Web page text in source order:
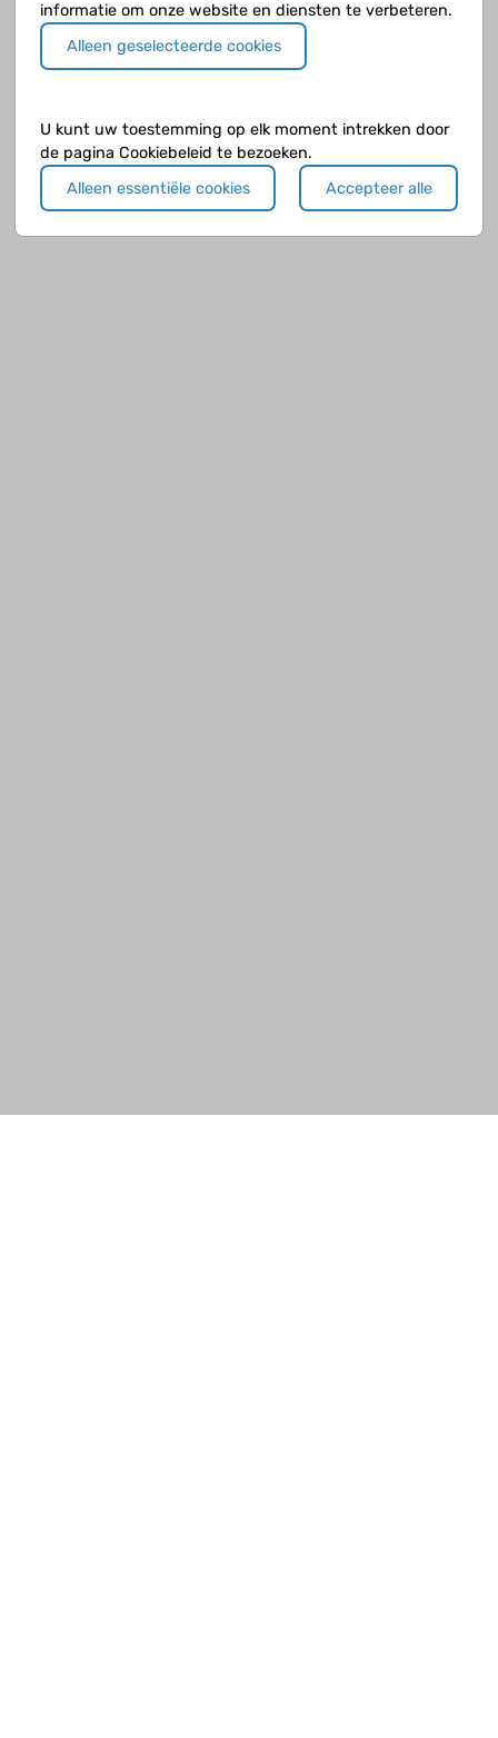
informatie om onze website en diensten te verbeteren.
Alleen geselecteerde cookies
U kunt uw toestemming op elk moment intrekken door
de pagina Cookiebeleid te bezoeken.
Alleen essentiële cookies
Accepteer alle